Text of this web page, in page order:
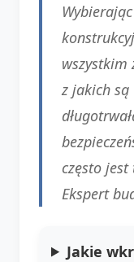
wszystkim
z jakich są
często
Ekspert
Jakie